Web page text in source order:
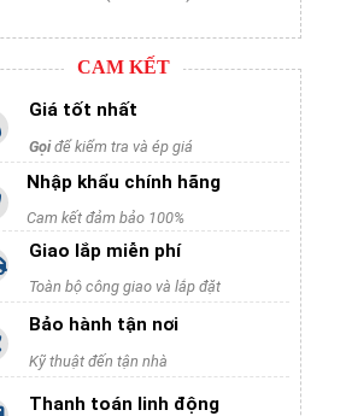
CAM KẾT
Giá tốt nhất
Gọiđể kiểm tra và ép giá
Nhập khẩu chính hãng
Cam kết đảm bảo 100%
Giao lắp miễn phí
Toàn bộ công giao và lắp đặt
Bảo hành tận nơi
Kỹ thuật đến tận nhà
Thanh toán linh động